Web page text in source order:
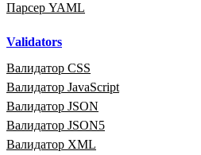
Парсер YAML
Validators
Валидатор CSS
Валидатор JavaScript
Валидатор JSON
Валидатор JSON5
Валидатор XML